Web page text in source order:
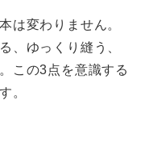
は変わりません。
、ゆっくり縫う、
この3点を意識する
。